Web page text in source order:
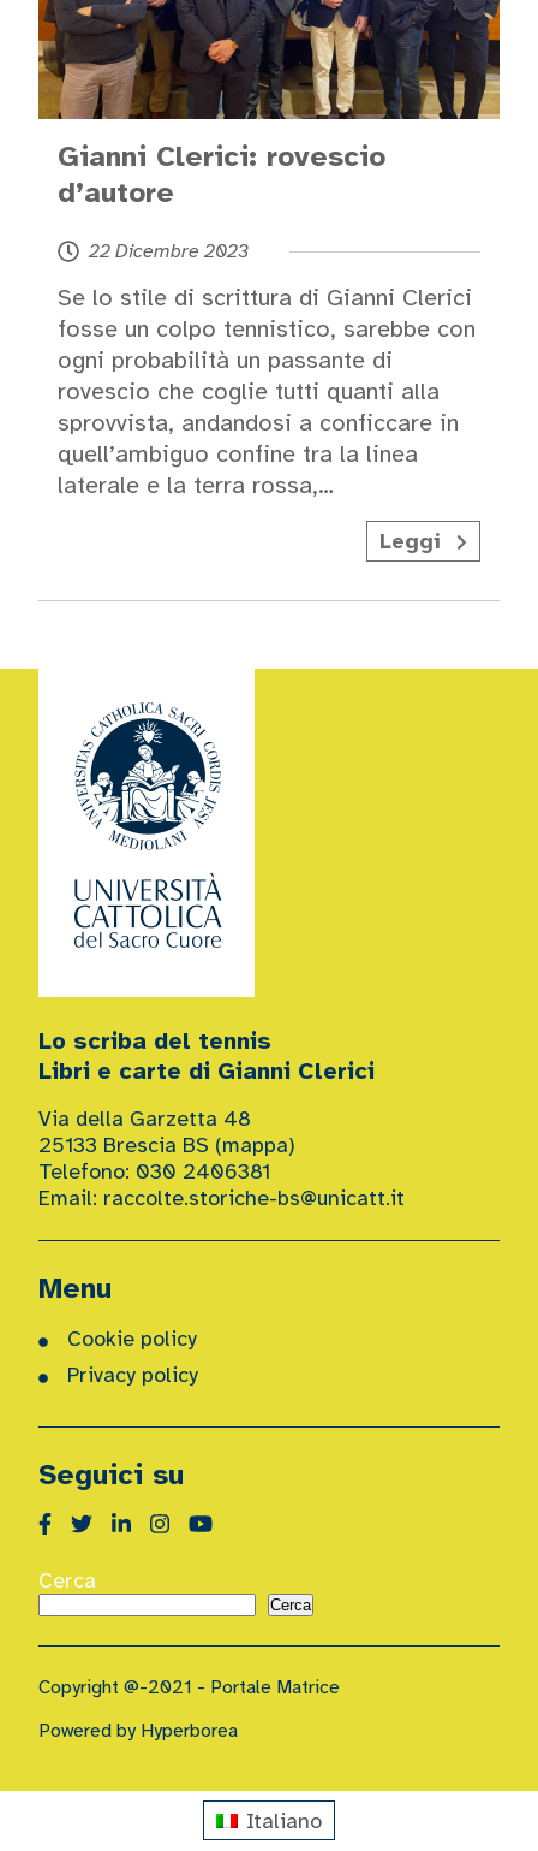
Gianni Clerici: rovescio
d’autore
22 Dicembre 2023
Se lo stile di scrittura di Gianni Clerici
fosse un colpo tennistico, sarebbe con
ogni probabilità un passante di
rovescio che coglie tutti quanti alla
sprovvista, andandosi a conficcare in
quell’ambiguo confine tra la linea
laterale e la terra rossa,…
Leggi
Lo scriba del tennis
Libri e carte di Gianni Clerici
Via della Garzetta 48
25133 Brescia BS (mappa)
Telefono: 030 2406381
Email: raccolte.storiche-bs@unicatt.it
Menu
Cookie policy
Privacy policy
Seguici su
Cerca
Cerca
Copyright @-2021 - Portale Matrice
Powered by Hyperborea
Italiano